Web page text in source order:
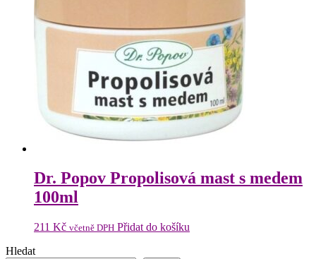
Dr. Popov Propolisová mast s medem
100ml
211 Kč včetně DPH Přidat do košíku
Hledat